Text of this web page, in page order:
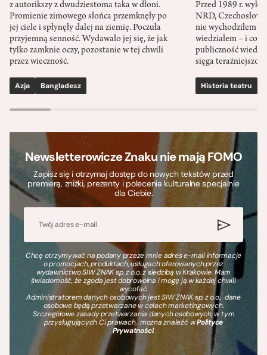
z autorikszy z dwudziestoma taka w dłoni.
Promienie zimowego słońca przemknęły po
jej ciele i spłynęły dalej na ziemię. Poczuła
przyjemną senność. Wydawało jej się, że jak
tylko zamknie oczy, pozostanie w tej chwili
przez wieczność.
Azja Bangladesz
Przed 1989 r.
NRD,
nie wychodziłem
wiedziałem – i co
publiczność
sięga
Historia teatru
Newsletterowicze Znaku nie mają FOMO
Zapisz się i otrzymaj dostęp do nowych tekstów przed
premierą, zniżki, prezenty i polecenia kulturalne specjalnie
dla Ciebie.
Chcę otrzymywać na podany przeze mnie adres e-mail informacje
o promocjach, produktach, usługach oferowanych przez
wydawnictwo SIW ZNAK sp. z o.o. z siedzibą w Krakowie. Mam
świadomość, że zgoda jest dobrowolna i mogę ją w każdej chwili
wycofać.
Administratorem danych osobowych jest SIW ZNAK sp. z o.o., dane
osobowe będą przetwarzane w celach marketingowych.
Szczegółowe zasady przetwarzania danych osobowych, w tym
przysługujących Ci prawach, można znaleźć wPolityce
Prywatności.